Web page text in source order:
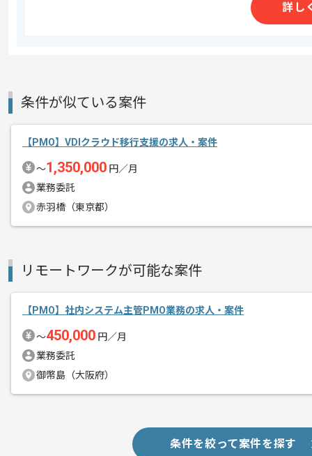
PMOの経験を活かすことができます。
経験豊富なメンバーと成長が出来る環
詳し
条件が似ている案件
【PMO】VDIクラウド移行支援の求人・案件
〜1,350,000 円／月
業務委託
赤羽橋（東京都）
リモートワークが可能な案件
【PMO】社内システム主管PMO業務の求人・案件
〜450,000 円／月
業務委託
御幣島（大阪府）
条件を絞って案件を探す